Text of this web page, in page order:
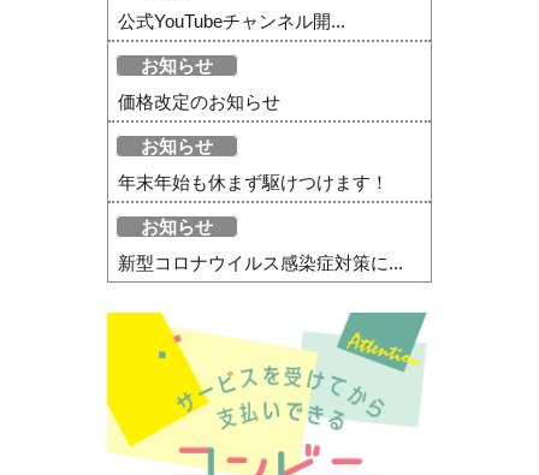
公式YouTubeチャンネル開...
お知らせ
価格改定のお知らせ
お知らせ
年末年始も休まず駆けつけます！
お知らせ
新型コロナウイルス感染症対策に...